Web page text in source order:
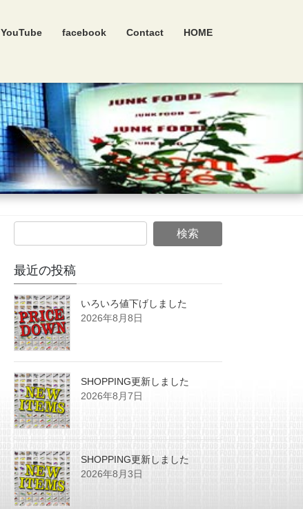
YouTube facebook Contact HOME
最近の投稿
いろいろ値下げしました
2026年8月8日
SHOPPING更新しました
2026年8月7日
SHOPPING更新しました
2026年8月3日